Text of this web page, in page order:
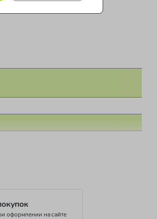
оформлении на сайте